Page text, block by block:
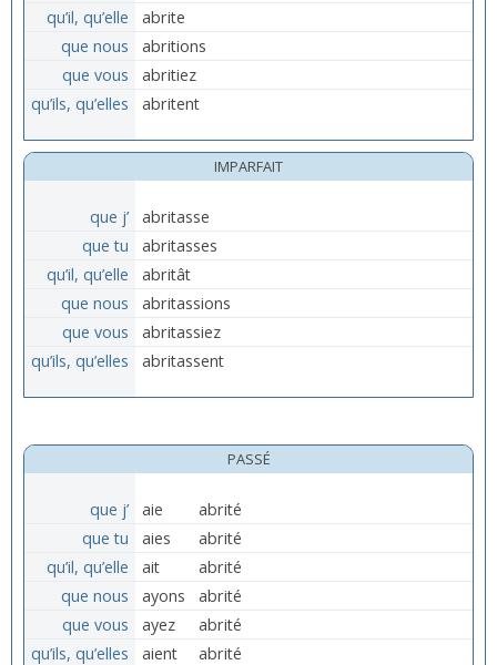
qu’il, qu’elle
abrite
que nous
abritions
que vous
abritiez
qu’ils, qu’elles
abritent
IMPARFAIT
que j’
abritasse
que tu
abritasses
qu’il, qu’elle
abritât
que nous
abritassions
que vous
abritassiez
qu’ils, qu’elles
abritassent
PASSÉ
que j’ aie
abrité
que tu
aies
abrité
qu’il, qu’elle
ait
abrité
que nous
ayons
abrité
que vous
ayez
abrité
qu’ils, qu’elles
aient abrité